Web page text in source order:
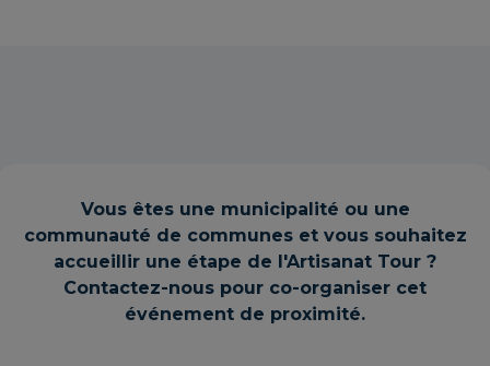
Vous êtes une municipalité ou une
communauté de communes et vous souhaitez
accueillir une étape de l'Artisanat Tour ?
Contactez-nous pour co-organiser cet
événement de proximité.